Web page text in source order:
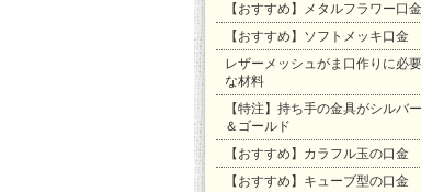
【おすすめ】メタルフラワー口金
【おすすめ】ソフトメッキ口金
レザーメッシュがま口作りに必要
な材料
【特注】持ち手の金具がシルバー
＆ゴールド
【おすすめ】カラフル玉の口金
【おすすめ】キューブ型の口金